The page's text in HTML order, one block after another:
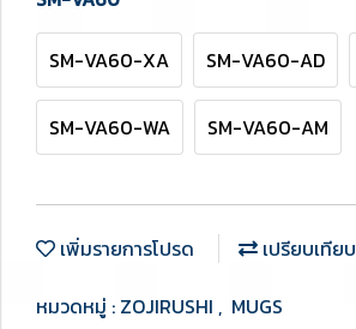
SM-VA60-XA SM-VA60-AD
SM-VA60-WA SM-VA60-AM
เพิ่มรายการโปรด
เปรียบเทียบ
หมวดหมู่ : ZOJIRUSHI , MUGS